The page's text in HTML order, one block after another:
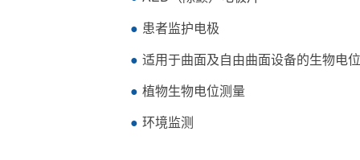
患者监护电极
适用于曲面及自由曲面设备的生物电
植物生物电位测量
环境监测